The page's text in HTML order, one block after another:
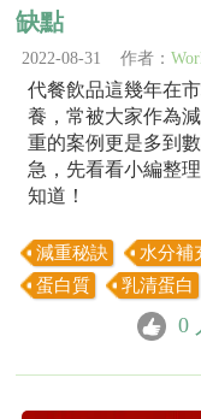
缺點
2022-08-31 作者：
代餐飲品這幾年在
養，常被大家作為
重的案例更是多到
急，先看看小編整
知道！
減重秘訣 水分補
蛋白質
乳清蛋白
0